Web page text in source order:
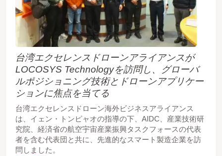
台湾エクセレンスドローンアライアンスが
LOCOSYS Technologyを訪問し、グローバ
ルポジショニング技術とドローンアプリケー
ションに焦点を当てる
台湾エクセレンスドローン海外ビジネスアライアンス
は、イェン・トンピャオの指導の下、AIDC、産業技術研
究院、経済省の航空宇宙産業振興タスクフォースの代表
者を含む代表団と共に、先進的なスマート製造企業を訪
問しました。